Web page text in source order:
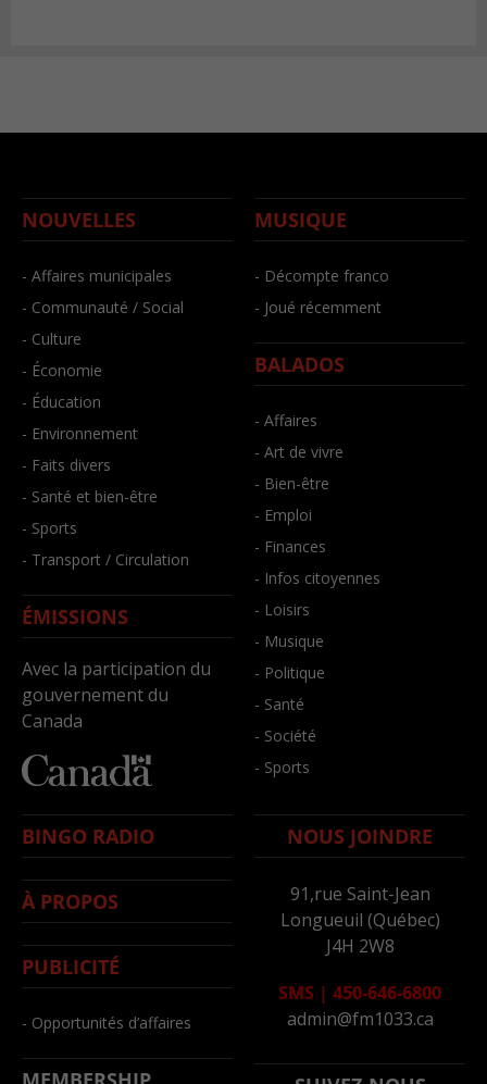
NOUVELLES
- Affaires municipales
- Communauté / Social
- Culture
- Économie
- Éducation
- Environnement
- Faits divers
- Santé et bien-être
- Sports
- Transport / Circulation
ÉMISSIONS
Avec la participation du
gouvernement du
Canada
MUSIQUE
- Décompte franco
- Joué récemment
BALADOS
- Affaires
- Art de vivre
- Bien-être
- Emploi
- Finances
- Infos citoyennes
- Loisirs
- Musique
- Politique
- Santé
- Société
- Sports
BINGO RADIO
À PROPOS
PUBLICITÉ
- Opportunités d’affaires
NOUS JOINDRE
91,rue Saint-Jean
Longueuil (Québec)
J4H 2W8
SMS | 450-646-6800
admin@fm1033.ca